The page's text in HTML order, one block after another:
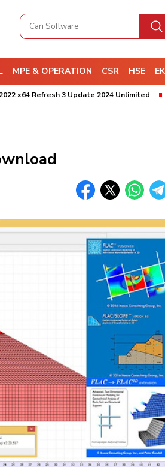
MPE & OPERATION CSR HSE
3 Update 2024 Unlimited